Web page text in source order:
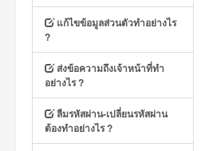
แก้ไขข้อมูลส่วนตัวทำอย่างไร
?
ส่งข้อความถึงเจ้าหน้าที่ทำ
อย่างไร ?
ลืมรหัสผ่าน-เปลี่ยนรหัสผ่าน
ต้องทำอย่างไร ?